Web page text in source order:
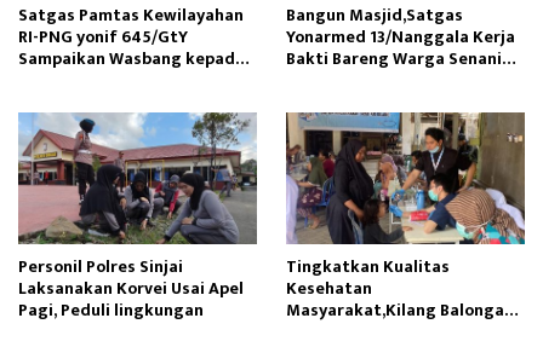
Satgas Pamtas Kewilayahan
RI-PNG yonif 645/GtY
Sampaikan Wasbang kepada
Bangun Masjid,Satgas
Yonarmed 13/Nanggala Kerja
Bakti Bareng Warga Senaning
Personil Polres Sinjai
Laksanakan Korvei Usai Apel
Pagi, Peduli lingkungan
Tingkatkan Kualitas
Kesehatan
Masyarakat,Kilang Balongan